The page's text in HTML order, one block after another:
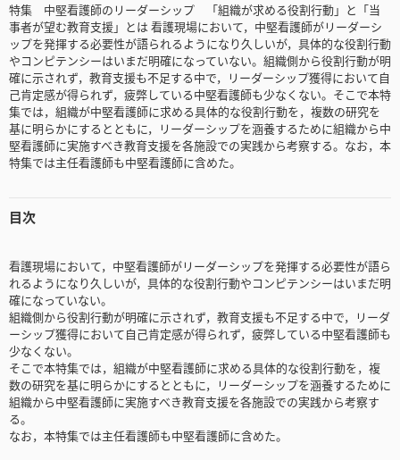
特集 中堅看護師のリーダーシップ 「組織が求める役割行動」と「当
事者が望む教育支援」とは 看護現場において，中堅看護師がリーダーシ
ップを発揮する必要性が語られるようになり久しいが，具体的な役割行動
やコンピテンシーはいまだ明確になっていない。組織側から役割行動が明
確に示されず，教育支援も不足する中で，リーダーシップ獲得において自
己肯定感が得られず，疲弊している中堅看護師も少なくない。そこで本特
集では，組織が中堅看護師に求める具体的な役割行動を，複数の研究を
基に明らかにするとともに，リーダーシップを涵養するために組織から中
堅看護師に実施すべき教育支援を各施設での実践から考察する。なお，本
特集では主任看護師も中堅看護師に含めた。
目次
看護現場において，中堅看護師がリーダーシップを発揮する必要性が語ら
れるようになり久しいが，具体的な役割行動やコンピテンシーはいまだ明
確になっていない。
組織側から役割行動が明確に示されず，教育支援も不足する中で，リーダ
ーシップ獲得において自己肯定感が得られず，疲弊している中堅看護師も
少なくない。
そこで本特集では，組織が中堅看護師に求める具体的な役割行動を，複
数の研究を基に明らかにするとともに，リーダーシップを涵養するために
組織から中堅看護師に実施すべき教育支援を各施設での実践から考察す
る。
なお，本特集では主任看護師も中堅看護師に含めた。